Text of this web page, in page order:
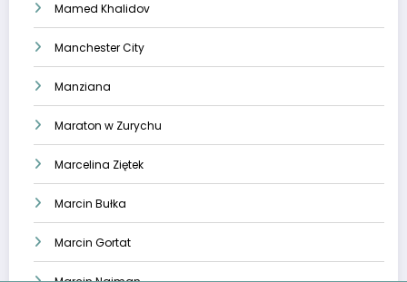
Mamed Khalidov
Manchester City
Manziana
Maraton w Zurychu
Marcelina Ziętek
Marcin Bułka
Marcin Gortat